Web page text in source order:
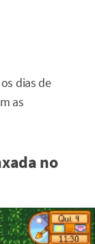
dias de
as
no